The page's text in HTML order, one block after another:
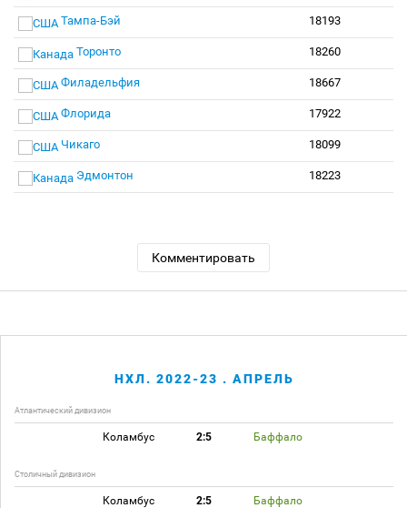
Тампа-Бэй 18193
Торонто 18260
Филадельфия 18667
Флорида 17922
Чикаго 18099
Эдмонтон 18223
Комментировать
НХЛ. 2022-23 . АПРЕЛЬ
Атлантический дивизион
Коламбус 2:5 Баффало
Столичный дивизион
Коламбус 2:5 Баффало